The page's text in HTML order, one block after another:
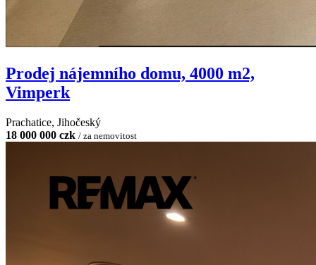
Prodej nájemního domu, 4000 m2,
Vimperk
Prachatice, Jihočeský
18 000 000 czk / za nemovitost